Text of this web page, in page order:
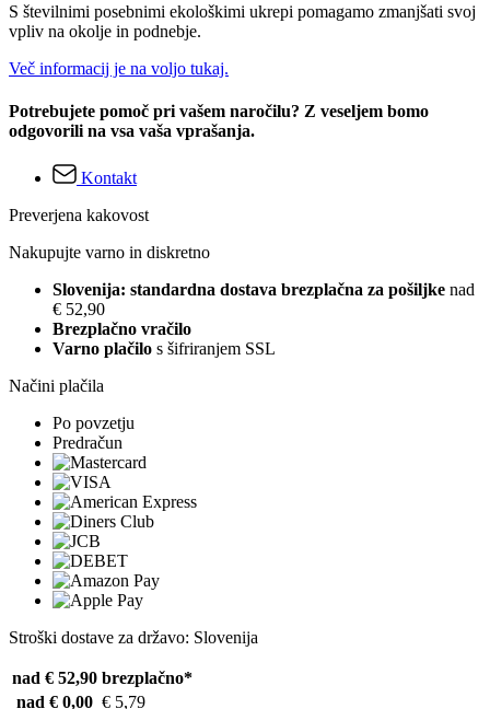
S številnimi posebnimi ekološkimi ukrepi pomagamo zmanjšati svoj
vpliv na okolje in podnebje.
Več informacij je na voljo tukaj.
Potrebujete pomoč pri vašem naročilu? Z veseljem bomo
odgovorili na vsa vaša vprašanja.
Kontakt
Preverjena kakovost
Nakupujte varno in diskretno
Slovenija: standardna dostava brezplačna za pošiljke nad
€ 52,90
Brezplačno vračilo
Varno plačilo s šifriranjem SSL
Načini plačila
Po povzetju
Predračun
Stroški dostave za državo: Slovenija
nad € 52,90 brezplačno*
nad € 0,00 € 5,79